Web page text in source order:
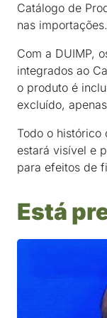
Catálogo de
nas importações.
Com a DUIMP,
integrados ao
o produto é
excluído,
Todo o histórico
estará visível e
para efeitos de
Está